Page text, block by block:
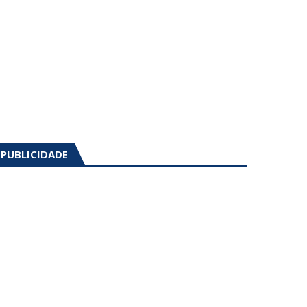
PUBLICIDADE